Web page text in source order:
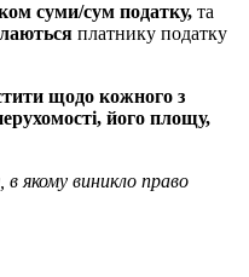
суми/сум податку, та
платнику податку
щодо кожного з
його площу,
якому виникло право